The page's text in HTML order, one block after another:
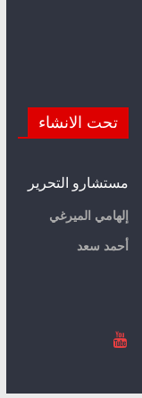
تحت الانشاء
مستشارو التحرير
إلهامي الميرغي
أحمد سعد